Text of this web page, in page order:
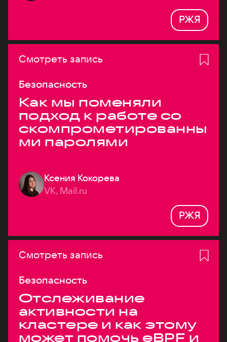
РЖЯ
Смотреть запись
Безопасность
Как мы поменяли
подход к работе со
скомпрометированны
ми паролями
Ксения Кокорева
VK, Mail.ru
РЖЯ
Смотреть запись
Безопасность
Отслеживание
активности на
кластере и как этому
может помочь eBPF и